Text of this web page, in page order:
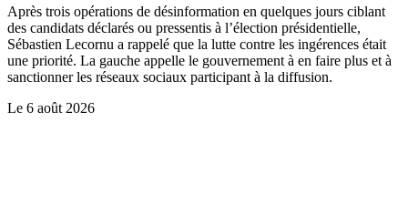
Après trois opérations de désinformation en quelques jours ciblant
des candidats déclarés ou pressentis à l’élection présidentielle,
Sébastien Lecornu a rappelé que la lutte contre les ingérences était
une priorité. La gauche appelle le gouvernement à en faire plus et à
sanctionner les réseaux sociaux participant à la diffusion.
Le 6 août 2026